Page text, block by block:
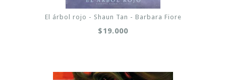
El árbol rojo - Shaun Tan - Barbara Fiore
$19.000